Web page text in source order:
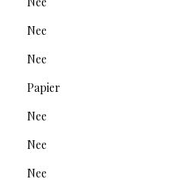
Nee
Nee
Papier
Nee
Nee
Nee